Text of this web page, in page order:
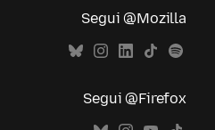
Segui @Mozilla
Segui @Firefox